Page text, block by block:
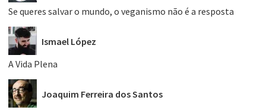
Se queres salvar o mundo, o veganismo não é a resposta
Ismael López
A Vida Plena
Joaquim Ferreira dos Santos